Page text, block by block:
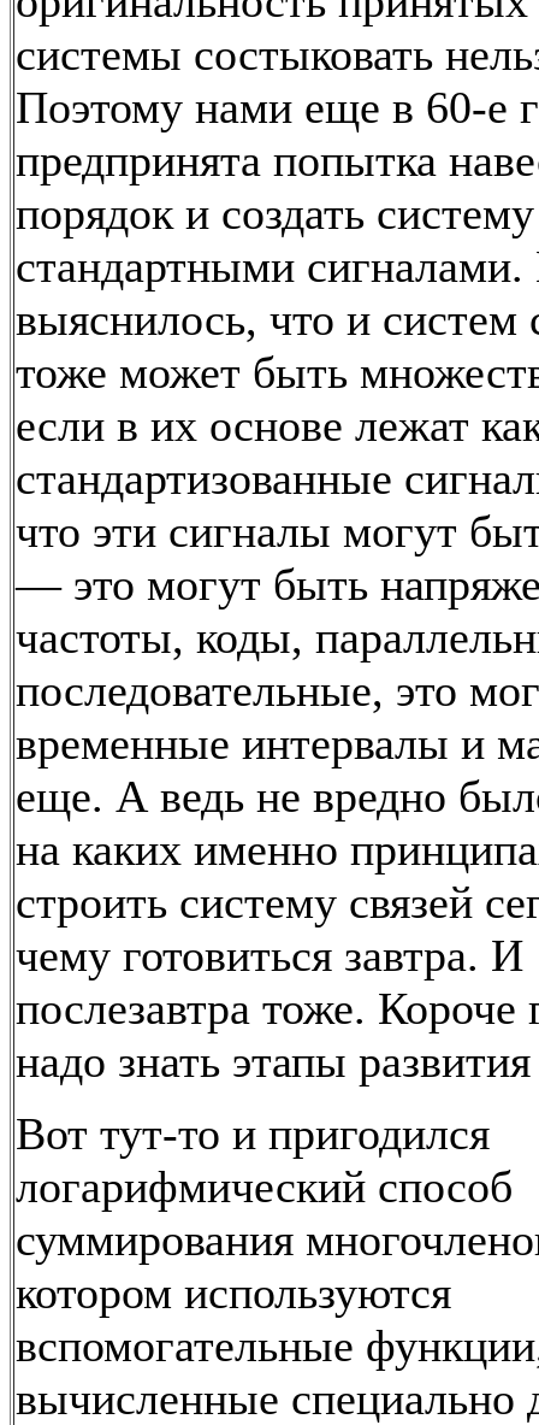
системы состыковать
Поэтому нами еще в 60-е
предпринята попытка
порядок и создать
стандартными
выяснилось, что и систем
тоже может быть
если в их основе лежат
стандартизованные
что эти сигналы могут
— это могут быть
частоты, коды,
последовательные, это
временные интервалы и
еще. А ведь не вредно
на каких именно
строить систему связей
чему готовиться завтра. И
послезавтра тоже. Короче
надо знать этапы
Вот тут-то и пригодился
логарифмический способ
суммирования
котором используются
вспомогательные
вычисленные специально